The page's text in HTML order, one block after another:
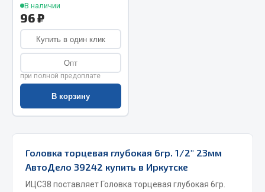
Амортизаторы для полуприцепов
Весь раздел
Запчасти КамАЗ
Система питания
Система выпуска газа
Система охлаждения
Сцепление
Коробка передач
В наличии
96 ₽
Купить в один клик
Опт
при полной предоплате
В корзину
Головка торцевая глубокая 6гр. 1/2" 23мм
АвтоДело 39242 купить в Иркутске
ИЦС38 поставляет Головка торцевая глубокая 6гр.